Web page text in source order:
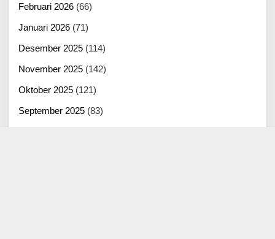
Februari 2026 (66)
Januari 2026 (71)
Desember 2025 (114)
November 2025 (142)
Oktober 2025 (121)
September 2025 (83)